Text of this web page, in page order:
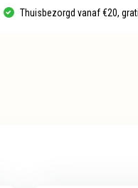
Thuisbezorgd vanaf €20,